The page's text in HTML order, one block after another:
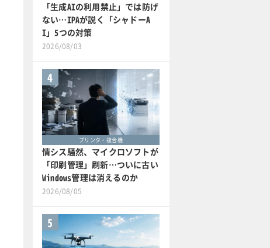
「生成AIの利用禁止」では防げ
ない…IPAが説く「シャドーA
I」5つの対策
2026/08/03
4
プリンタ・複合機
情シス騒然、マイクロソフトが
「印刷管理」刷新…ついに古い
Windows管理は消えるのか
2026/08/05
5